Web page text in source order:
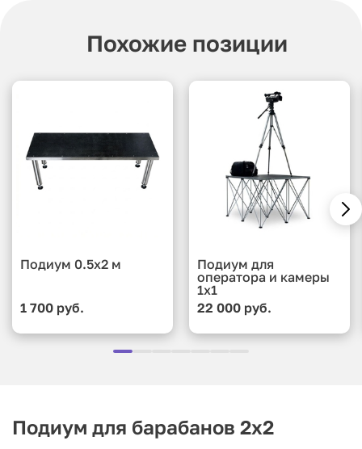
Похожие позиции
Подиум 0.5x2 м
1 700 руб.
Подиум для
оператора и камеры
1x1
22 000 руб.
Подиум для барабанов 2x2